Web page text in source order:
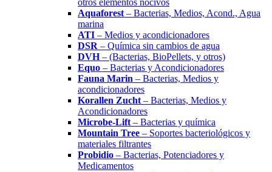
otros elementos nocivos
Aquaforest – Bacterias, Medios, Acond., Agua
marina
ATI – Medios y acondicionadores
DSR – Química sin cambios de agua
DVH– (Bacterias, BioPellets, y otros)
Equo – Bacterias y Acondicionadores
Fauna Marin – Bacterias, Medios y
acondicionadores
Korallen Zucht – Bacterias, Medios y
Acondicionadores
Microbe-Lift – Bacterias y química
Mountain Tree – Soportes bacteriológicos y
materiales filtrantes
Probidio – Bacterias, Potenciadores y
Medicamentos